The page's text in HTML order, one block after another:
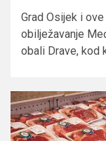
Grad Osijek i
obilježavanje
obali Drave, kod